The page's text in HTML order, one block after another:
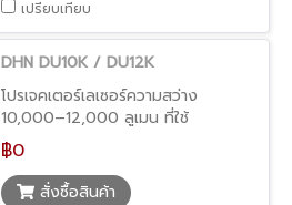
เปรียบเทียบ
DHN DU10K / DU12K
โปรเจคเตอร์เลเซอร์ความสว่าง
10,000–12,000 ลูเมน ที่ใช้
เทคโนโลยี 3LCD เพื่อภาพสว่างและสี
แม่นยำ
฿0
สั่งซื้อสินค้า